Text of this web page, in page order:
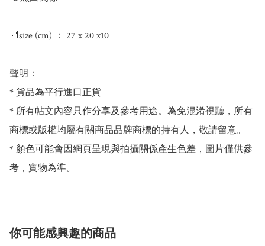
📐size (cm) ： 27 x 20 x10
聲明：
* 貨品為平行進口正貨
* 所有帖文內容只作分享及參考用途。為免混淆視聽，所有
商標或版權均屬有關商品品牌商標的持有人，敬請留意。
* 顏色可能會因網頁呈現與拍攝關係產生色差，圖片僅供參
考，實物為準。
你可能感興趣的商品